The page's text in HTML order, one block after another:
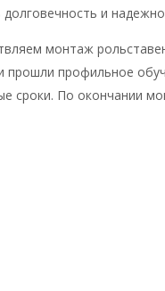
долговечность и
монтаж
прошли профильное
сроки. По окончании